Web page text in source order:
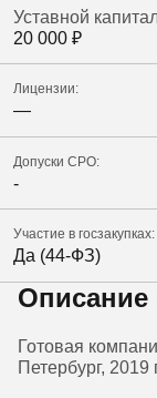
Уставной
20 000 ₽
Лицензии:
—
Допуски СРО:
-
Участие в госзакупках:
Да (44-ФЗ)
Описание
Готовая
Петербург, 2019